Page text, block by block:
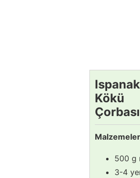
Ispanak
Kökü
Çorbası
Tarifi
Malzemeler
500 g
3-4